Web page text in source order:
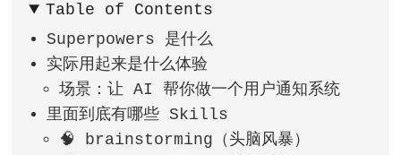
Table of Contents
Superpowers 是什么
实际用起来是什么体验
场景：让 AI 帮你做一个用户通知系统
里面到底有哪些 Skills
🧠 brainstorming（头脑风暴）